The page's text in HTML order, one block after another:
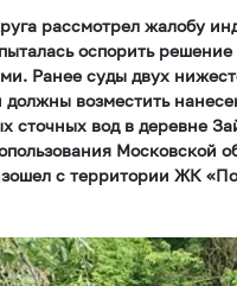
рассмотрел жалобу
оспорить
Ранее суды двух
возместить
сточных вод в деревне
Московской
с территории ЖК